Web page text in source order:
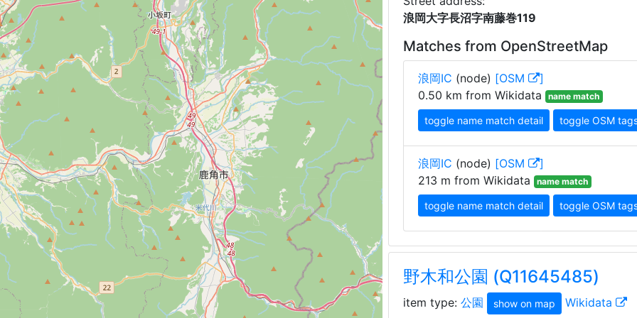
浪岡大字長沼字南藤巻119
Matches from OpenStreetMap
浪岡IC (node) [OSM
]
0.50 km from Wikidata
name match
toggle name match detail toggle OSM
浪岡IC (node) [OSM
]
213 m from Wikidata
name match
toggle name match detail toggle OSM
野木和公園 (Q11645485)
item type: 公園 show on map Wikidata